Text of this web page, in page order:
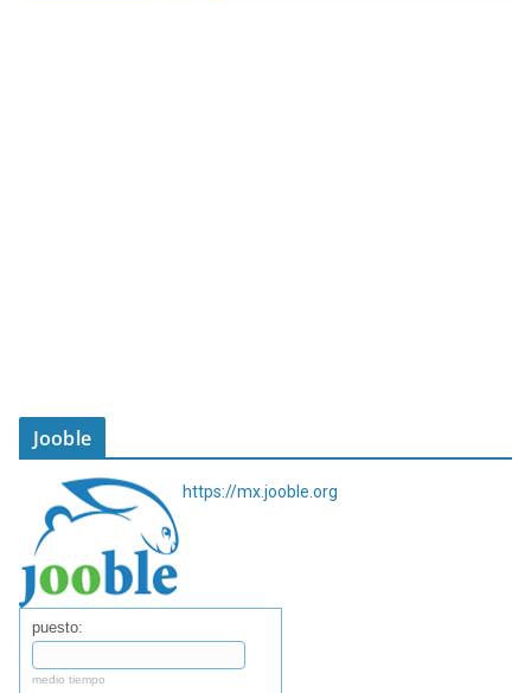
Jooble
https://mx.jooble.org
puesto:
medio tiempo